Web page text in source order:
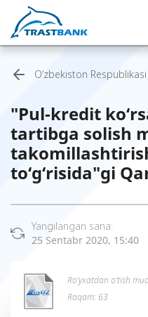
O‘zbekiston
"Pul-kredit
tartibga solish
to‘g‘risida"gi
Yangilangan sana:
25 Sentabr 2020, 15:40
Ro’yxatdan o’tish
Raqam: 63